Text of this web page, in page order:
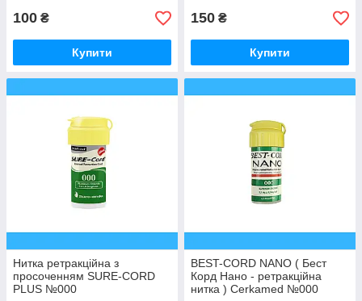
100 ₴
Купити
150 ₴
Купити
Нитка ретракційна з
просоченням SURE-CORD
PLUS №000
BEST-CORD NANO ( Бест
Корд Нано - ретракційна
нитка ) Cerkamed №000